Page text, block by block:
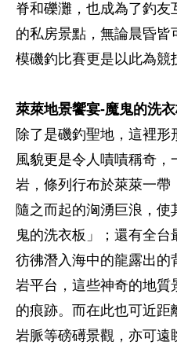
脊和礫灘，也成為了釣友
的私房景點，無論晨昏皆
模磯釣比賽更是以此為競
萊萊地景饗宴-魔鬼的洗
除了是磯釣聖地，這裡
風貌更是令人嘖嘖稱奇，
岩，條列行布於萊萊一帶
隨之而起的洶湧巨浪，
鬼的洗衣板」；還有全
彷彿潛入海中的龍露出的
岩平台，這些神奇的地質
的痕跡。而在此也可近距
岩脈等磅礡景觀，亦可遠